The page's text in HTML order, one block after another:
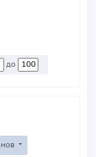
до